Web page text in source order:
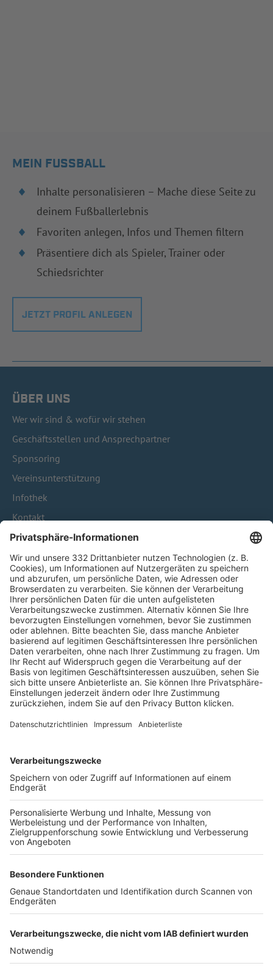
MEIN FUSSBALL
Inhalte personalisieren – Mache diese Seite zu
deinem Fußballerlebnis
Favoriten anlegen, Infos und Themen filtern
Präsentiere dich als Spieler, Trainer oder
Schiedsrichter
JETZT PROFIL ANLEGEN
ÜBER UNS
Wer wir sind & wofür wir stehen
Geschäftsstellen und Ansprechpartner
Sponsoring
Vereinsunterstützung
Infothek
Kontakt
HÄUFIG BESUCHTE SEITEN
Pässe und Vereinswechsel
Trainerausbildung
Schulungsangebot Vereinsmitarbeiter
BFV-Geschäftsstellen
Trainerbörse
Login SpielPlus
FOLGE DEM BFV
TOP-VEREINE
TOP-PARTNER